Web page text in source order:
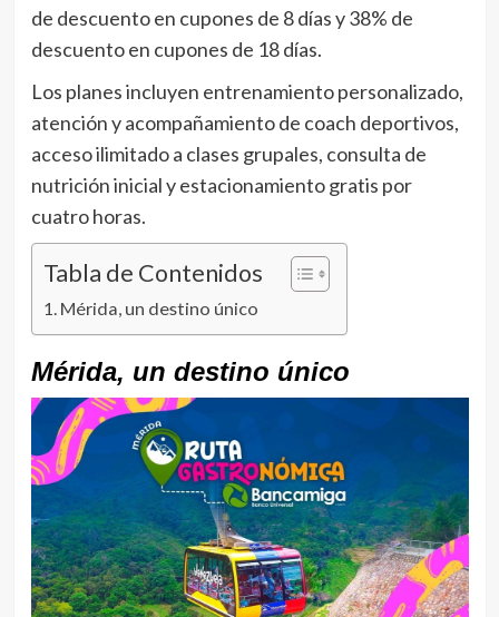
de descuento en cupones de 8 días y 38% de
descuento en cupones de 18 días.
Los planes incluyen entrenamiento personalizado,
atención y acompañamiento de coach deportivos,
acceso ilimitado a clases grupales, consulta de
nutrición inicial y estacionamiento gratis por
cuatro horas.
Tabla de Contenidos
Mérida, un destino único
Mérida, un destino único